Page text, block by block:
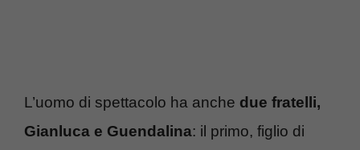
L’uomo di spettacolo ha anche due fratelli,
Gianluca e Guendalina: il primo, figlio di